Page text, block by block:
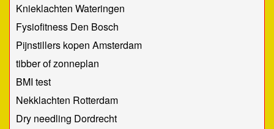
Knieklachten Wateringen
Fysiofitness Den Bosch
Pijnstillers kopen Amsterdam
tibber of zonneplan
BMI test
Nekklachten Rotterdam
Dry needling Dordrecht